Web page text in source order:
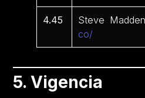
4.45 Steve
co/
5. Vigencia